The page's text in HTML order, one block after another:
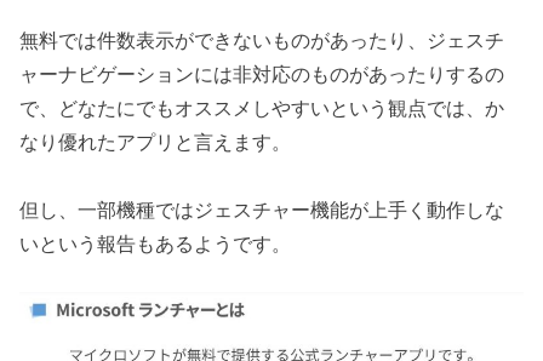
無料では件数表示ができないものがあったり、ジェスチ
ャーナビゲーションには非対応のものがあったりするの
で、どなたにでもオススメしやすいという観点では、か
なり優れたアプリと言えます。
但し、一部機種ではジェスチャー機能が上手く動作しな
いという報告もあるようです。